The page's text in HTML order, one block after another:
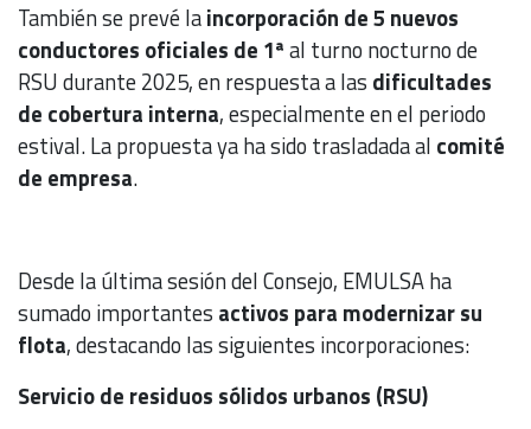
También se prevé laincorporación de 5 nuevos
conductores oficiales de 1ªal turno nocturno de
RSU durante 2025, en respuesta a las dificultades
de cobertura interna, especialmente en el periodo
estival. La propuesta ya ha sido trasladada al comité
de empresa.
Desde la última sesión del Consejo, EMULSA ha
sumado importantes activos para modernizar su
flota, destacando las siguientes incorporaciones:
Servicio de residuos sólidos urbanos (RSU)